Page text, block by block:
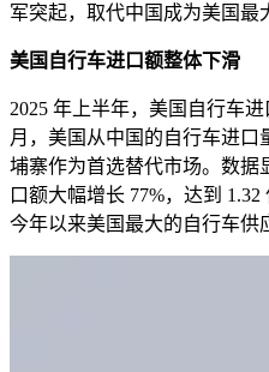
军突起，取代中国成为美国最
美国自行车进口额整体下滑
2025 年上半年，美国自行车
月，美国从中国的自行车进口
埔寨作为首选替代市场。数据
口额大幅增长 77%，达到
今年以来美国最大的自行车供